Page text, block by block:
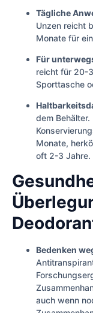
Tägliche
Unzen reicht
Monate für
Für
reicht für 20-
Sporttasche
dem
Monate,
oft 2-3 Jahre.
Bedenken
auch wenn